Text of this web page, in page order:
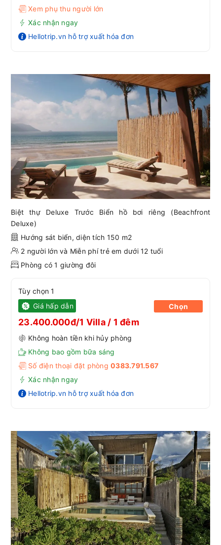
Xem phụ thu người lớn
Xác nhận ngay
Hellotrip.vn hỗ trợ xuất hóa đơn
Biệt thự Deluxe Trước Biển hồ bơi riêng (Beachfront
Deluxe)
Hướng sát biển, diện tích 150 m2
2 người lớn và Miễn phí trẻ em dưới 12 tuổi
Phòng có 1 giường đôi
Tùy chọn 1
Giá hấp dẫn
23.400.000đ/1 Villa / 1 đêm
Không hoàn tiền khi hủy phòng
Không bao gồm bữa sáng
Số điện thoại đặt phòng 0383.791.567
Xác nhận ngay
Hellotrip.vn hỗ trợ xuất hóa đơn
Chọn